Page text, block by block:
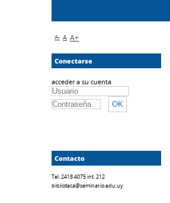
A- A A+
Conectarse
acceder a su cuenta
Contacto
Tel. 2418 4075 int. 212
biblioteca@seminario.edu.uy